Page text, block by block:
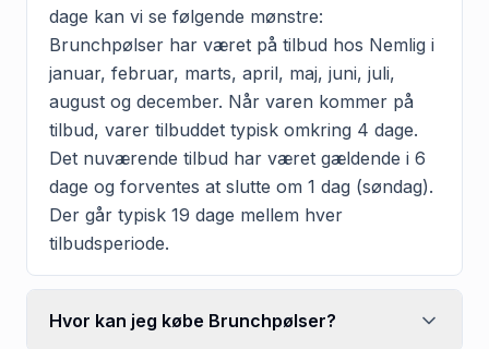
dage kan vi se følgende mønstre:
Brunchpølser har været på tilbud hos Nemlig i
januar, februar, marts, april, maj, juni, juli,
august og december. Når varen kommer på
tilbud, varer tilbuddet typisk omkring 4 dage.
Det nuværende tilbud har været gældende i 6
dage og forventes at slutte om 1 dag (søndag).
Der går typisk 19 dage mellem hver
tilbudsperiode.
Hvor kan jeg købe Brunchpølser?